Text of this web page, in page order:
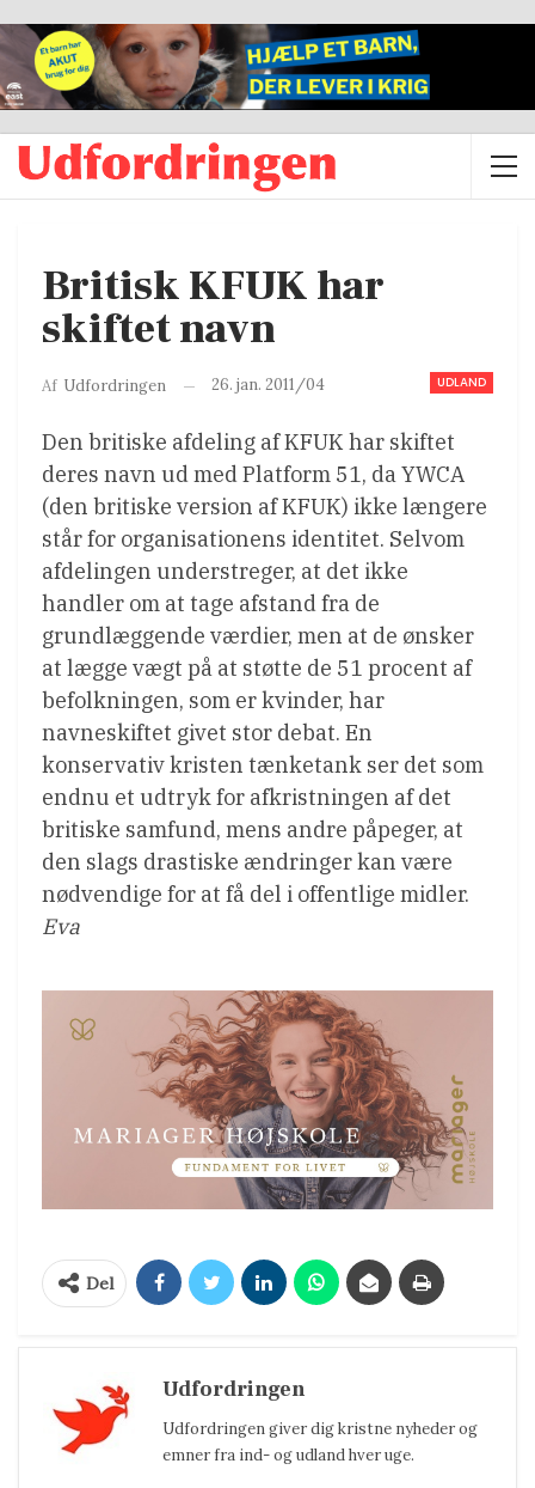
Britisk KFUK har
skiftet navn
UDLAND
Af Udfordringen 26. jan. 2011/04
Den britiske afdeling af KFUK har skiftet
deres navn ud med Platform 51, da YWCA
(den britiske version af KFUK) ikke længere
står for organisationens identitet. Selvom
afdelingen understreger, at det ikke
handler om at tage afstand fra de
grundlæggende værdier, men at de ønsker
at lægge vægt på at støtte de 51 procent af
befolkningen, som er kvinder, har
navneskiftet givet stor debat. En
konservativ kristen tænketank ser det som
endnu et udtryk for afkristningen af det
britiske samfund, mens andre påpeger, at
den slags drastiske ændringer kan være
nødvendige for at få del i offentlige midler.
Eva
Del
Udfordringen
Udfordringen giver dig kristne nyheder og
emner fra ind- og udland hver uge.